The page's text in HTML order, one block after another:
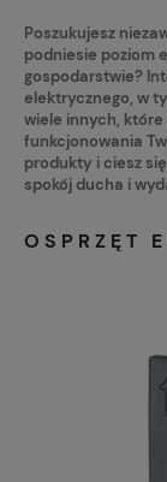
Poszukujesz
podniesie poziom
gospodarstwie?
elektrycznego, w
wiele innych, które
funkcjonowania
produkty i ciesz
spokój ducha i
OSPRZĘT